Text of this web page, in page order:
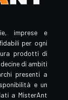
imprese e
per ogni
prodotti di
di ambiti
presenti a
e un
a MisterAnt